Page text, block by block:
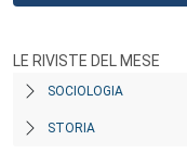
LE RIVISTE DEL MESE
SOCIOLOGIA
STORIA